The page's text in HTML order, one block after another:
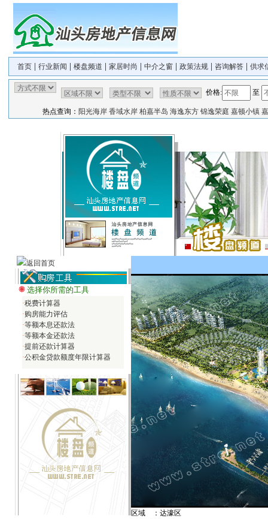
首页 行业新闻 楼盘频道 家居时尚 中介之窗 政策法规 咨询解答 供求
价格: 至
热点查询： 阳光海岸 香域水岸 柏嘉半岛 海逸东方 锦逸荣庭 嘉顿小镇
返回首页
选择你所需的工具
·税费计算器
·购房能力评估
·等额本息还款法
·等额本金还款法
·提前还款计算器
·公积金贷款额度年限计算器
区域 ：达濠区